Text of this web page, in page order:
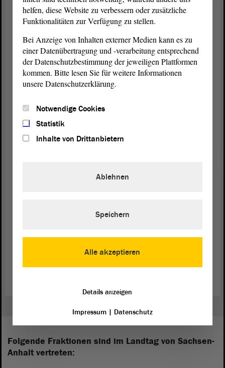
Wohnungsunternehmen haben bereits Anlaufstellen
für ihre Mieterinnen und Mieter, die oft eben nicht
nur Mieterbelange im engeren Sinne behandeln,
sondern auch sozial beraten.
Am Wichtigsten bleibt also, die vorhandenen
Beratungs- und Hilfsangebote zu stärken und in
ihrer Wirksamkeit auszubauen. Wir werden diesen
Anstrengungen bedarf, um das Wohngeld sowie
andere Sozialleistungen allen Berechtigten bekannt
und zugänglich zu machen. Aber den hier
Zurück zur Landtagssitzung
Folgende Fraktionen sind im Landtag von Sachsen-
Anhalt vertreten:
helfen, diese Website zu verbessern oder zusätzliche
Funktionalitäten zur Verfügung zu stellen.
Bei Anzeige von Inhalten externer Medien kann es zu
einer Datenübertragung und -verarbeitung entsprechend
der Datenschutzbestimmung der jeweiligen Plattformen
kommen. Bitte lesen Sie für weitere Informationen
unsere Datenschutzerklärung.
Notwendige Cookies
Statistik
Inhalte von Drittanbietern
Alle akzeptieren
Ablehnen
Speichern
Details anzeigen
Impressum| Datenschutz